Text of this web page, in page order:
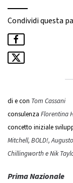
Condividi questa
di e con Tom Cassani
consulenza Florentina
concetto iniziale
Mitchell, BOLD!,
Chillingworth e Nik
Prima Nazionale